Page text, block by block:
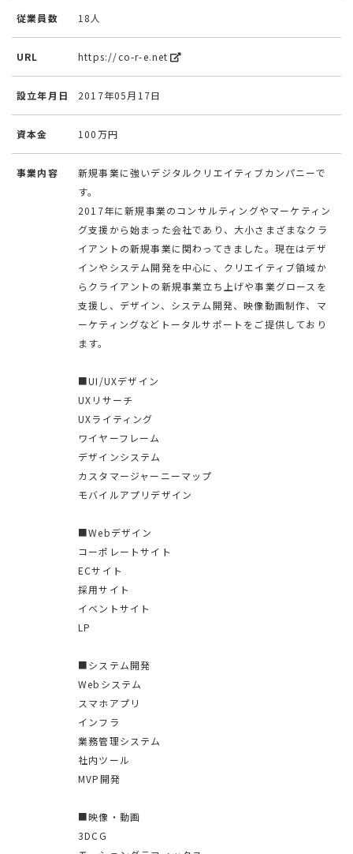
従業員数 18人
URL https://co-r-e.net
設立年月日 2017年05月17日
資本金 100万円
事業内容
新規事業に強いデジタルクリエイティブカンパニーで
す。
2017年に新規事業のコンサルティングやマーケティン
グ支援から始まった会社であり、大小さまざまなクラ
イアントの新規事業に関わってきました。現在はデザ
インやシステム開発を中心に、クリエイティブ領域か
らクライアントの新規事業立ち上げや事業グロースを
支援し、デザイン、システム開発、映像動画制作、マ
ーケティングなどトータルサポートをご提供しており
ます。
■UI/UXデザイン
UXリサーチ
UXライティング
ワイヤーフレーム
デザインシステム
カスタマージャーニーマップ
モバイルアプリデザイン
■Webデザイン
コーポレートサイト
ECサイト
採用サイト
イベントサイト
LP
■システム開発
Webシステム
スマホアプリ
インフラ
業務管理システム
社内ツール
MVP開発
■映像・動画
3DCG